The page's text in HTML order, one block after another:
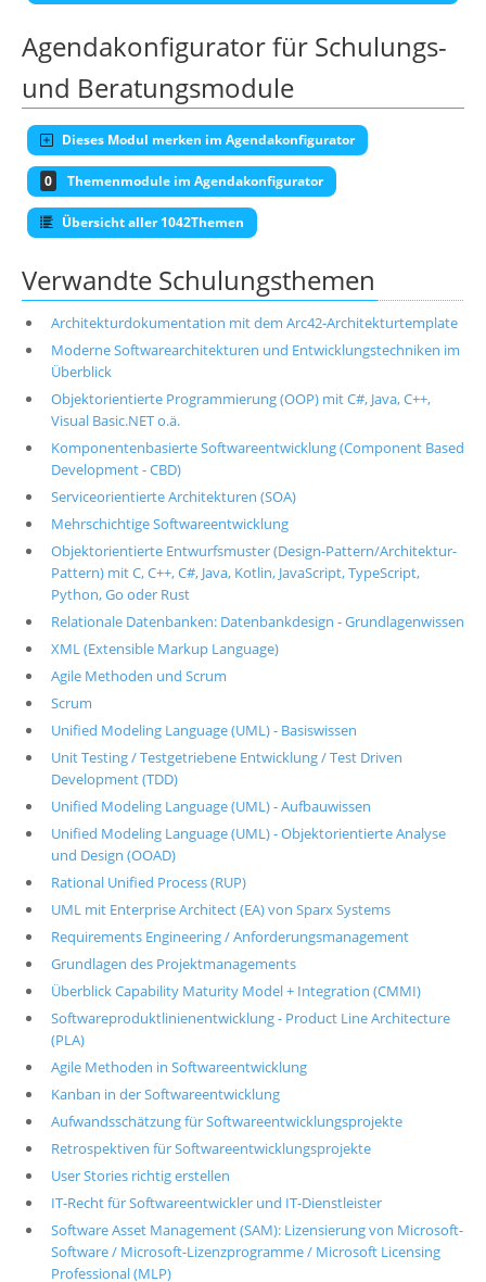
Agendakonfigurator für Schulungs-
und Beratungsmodule
Dieses Modul merken im Agendakonfigurator
0 Themenmodule im Agendakonfigurator
Übersicht aller 1042Themen
Verwandte Schulungsthemen
Architekturdokumentation mit dem Arc42-Architekturtemplate
Moderne Softwarearchitekturen und Entwicklungstechniken im
Überblick
Objektorientierte Programmierung (OOP) mit C#, Java, C++,
Visual Basic.NET o.ä.
Komponentenbasierte Softwareentwicklung (Component Based
Development - CBD)
Serviceorientierte Architekturen (SOA)
Mehrschichtige Softwareentwicklung
Objektorientierte Entwurfsmuster (Design-Pattern/Architektur-
Pattern) mit C, C++, C#, Java, Kotlin, JavaScript, TypeScript,
Python, Go oder Rust
Relationale Datenbanken: Datenbankdesign - Grundlagenwissen
XML (Extensible Markup Language)
Agile Methoden und Scrum
Scrum
Unified Modeling Language (UML) - Basiswissen
Unit Testing / Testgetriebene Entwicklung / Test Driven
Development (TDD)
Unified Modeling Language (UML) - Aufbauwissen
Unified Modeling Language (UML) - Objektorientierte Analyse
und Design (OOAD)
Rational Unified Process (RUP)
UML mit Enterprise Architect (EA) von Sparx Systems
Requirements Engineering / Anforderungsmanagement
Grundlagen des Projektmanagements
Überblick Capability Maturity Model + Integration (CMMI)
Softwareproduktlinienentwicklung - Product Line Architecture
(PLA)
Agile Methoden in Softwareentwicklung
Kanban in der Softwareentwicklung
Aufwandsschätzung für Softwareentwicklungsprojekte
Retrospektiven für Softwareentwicklungsprojekte
User Stories richtig erstellen
IT-Recht für Softwareentwickler und IT-Dienstleister
Software Asset Management (SAM): Lizensierung von Microsoft-
Software / Microsoft-Lizenzprogramme / Microsoft Licensing
Professional (MLP)